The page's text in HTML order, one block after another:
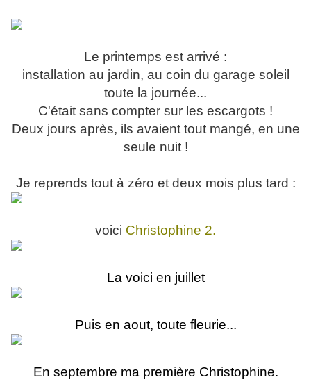
Le printemps est arrivé :
installation au jardin, au coin du garage soleil
toute la journée...
C'était sans compter sur les escargots !
Deux jours après, ils avaient tout mangé, en une
seule nuit !
Je reprends tout à zéro et deux mois plus tard :
voici Christophine 2.
La voici en juillet
Puis en aout, toute fleurie...
En septembre ma première Christophine.